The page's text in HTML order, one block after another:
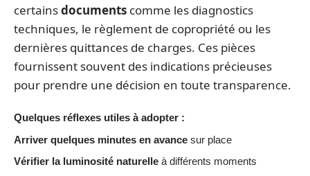
certainsdocuments comme les diagnostics
techniques, le règlement de copropriété ou les
dernières quittances de charges. Ces pièces
fournissent souvent des indications précieuses
pour prendre une décision en toute transparence.
Quelques réflexes utiles à adopter :
Arriver quelques minutes en avance sur place
Vérifier la luminosité naturelle à différents moments